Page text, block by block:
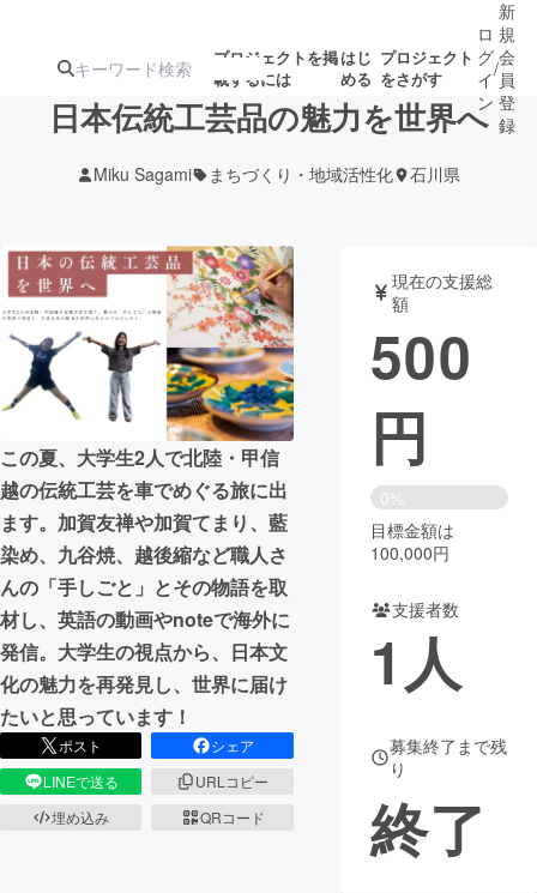
プロジェクトを掲
載するには
はじ
める
プロジェクト
をさがす
アート・写真
テクノロジー・ガジェット ゲーム・サ
映像・映画
ビジネス・起業 チャレンジ
まちづくり・地域活性化
CAMPFIRE for Social Good
CAMPFIRE Creation
CAMPFIREふるさと納税machi-ya コミュニティ
ロ
グ
イ
ン
/
新
規
会
員
登
録
日本伝統工芸品の魅力を世界へ
Miku Sagami まちづくり・地域活性化 石川県
この夏、大学生2人で北陸・甲信
越の伝統工芸を車でめぐる旅に出
ます。加賀友禅や加賀てまり、藍
染め、九谷焼、越後縮など職人さ
んの「手しごと」とその物語を取
材し、英語の動画やnoteで海外に
発信。大学生の視点から、日本文
化の魅力を再発見し、世界に届け
たいと思っています！
ポスト
シェア
LINEで送る
URLコピー
埋め込み
QRコード
現在の支援総
額
500
円
0%
目標金額は
100,000円
支援者数
1人
募集終了まで残
り
終了